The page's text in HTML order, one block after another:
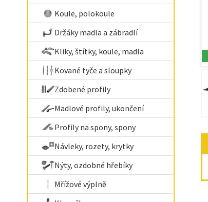
Koule, polokoule
Držáky madla a zábradlí
Kliky, štítky, koule, madla
Kované tyče a sloupky
Zdobené profily
Madlové profily, ukončení
Profily na spony, spony
Návleky, rozety, krytky
Nýty, ozdobné hřebíky
Mřížové výplně